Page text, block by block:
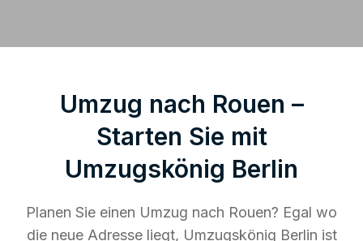
Umzug nach Rouen –
Starten Sie mit
Umzugskönig Berlin
Planen Sie einen Umzug nach Rouen? Egal wo
die neue Adresse liegt, Umzugskönig Berlin ist